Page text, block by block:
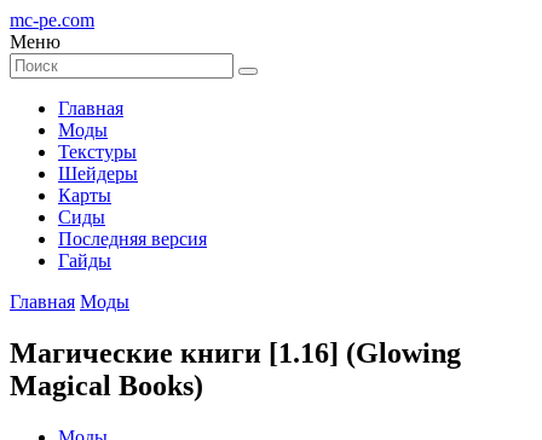
mc-pe.com
Меню
Главная
Моды
Текстуры
Шейдеры
Карты
Сиды
Последняя версия
Гайды
Главная Моды
Магические книги [1.16] (Glowing
Magical Books)